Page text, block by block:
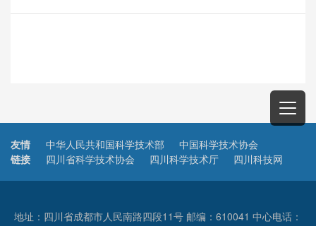
友情
链接
中华人民共和国科学技术部
中国科学技术协会
四川省科学技术协会
四川科学技术厅 四川科技网
地址：四川省成都市人民南路四段11号 邮编：610041 中心电话：